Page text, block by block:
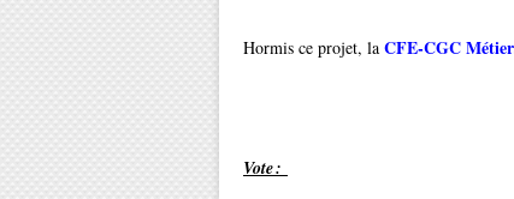
Hormis ce projet, la CFE-CGC
Vote :